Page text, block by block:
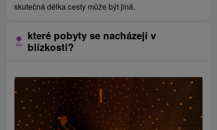
skutečná délka cesty může být jiná.
které pobyty se nacházejí v
blízkosti?